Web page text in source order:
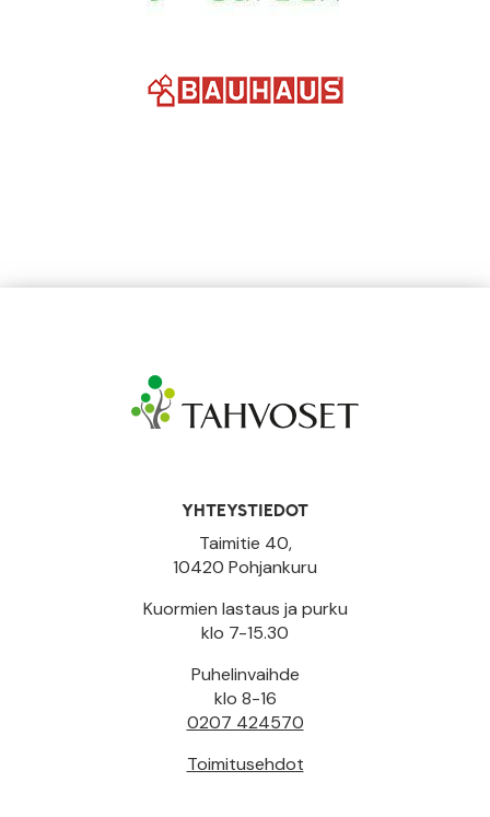
YHTEYSTIEDOT
Taimitie 40,
10420 Pohjankuru
Kuormien lastaus ja purku
klo 7-15.30
Puhelinvaihde
klo 8-16
0207 424570
Toimitusehdot